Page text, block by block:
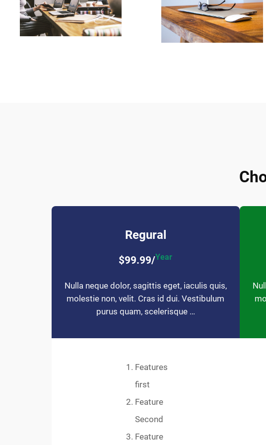
Regural
$99.99/Year
Nulla neque dolor, sagittis eget, iaculis quis,
molestie non, velit. Cras id dui. Vestibulum
purus quam, scelerisque …
Features
first
Feature
Second
Feature